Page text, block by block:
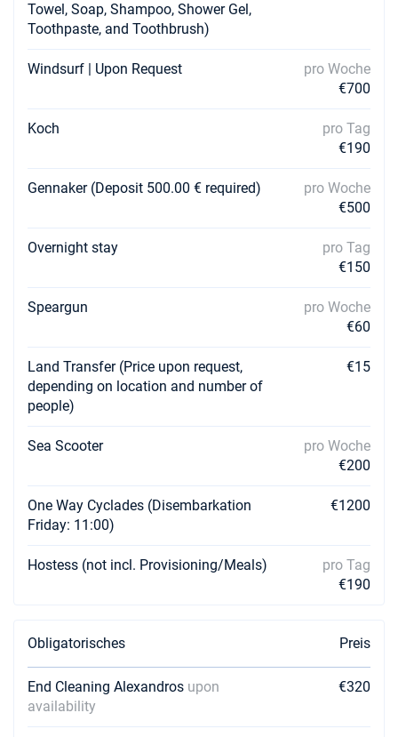
Towel, Soap, Shampoo, Shower Gel,
Toothpaste, and Toothbrush)
Windsurf | Upon Request
pro Woche
€700
Koch
pro Tag
€190
Gennaker (Deposit 500.00 € required)
pro Woche
€500
Overnight stay
pro Tag
€150
Speargun
pro Woche
€60
Land Transfer (Price upon request,
depending on location and number of
people)
€15
Sea Scooter
pro Woche
€200
One Way Cyclades (Disembarkation
Friday: 11:00)
€1200
Hostess (not incl. Provisioning/Meals)
pro Tag
€190
Obligatorisches Preis
End Cleaning Alexandros upon
availability
€320